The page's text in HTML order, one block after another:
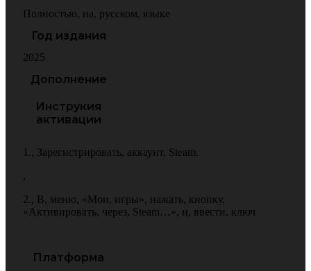
Полностью, на, русском, языке
Год издания
2025
Дополнение
Инструкия
активации
1., Зарегистрировать, аккаунт, Steam.
,
2., В, меню, «Мои, игры», нажать, кнопку,
«Активировать, через, Steam…», и, ввести, ключ
Платформа